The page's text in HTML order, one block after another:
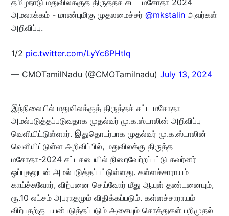
அமலாக்கம் - மாண்புமிகு முதலமைச்சர் @mkstalinஅவர்கள்
அறிவிப்பு.
1/2 pic.twitter.com/LyYc6PHtlq
— CMOTamilNadu (@CMOTamilnadu) July 13, 2024
இந்நிலையில் மதுவிலக்குத் திருத்தச் சட்ட மசோதா
அமல்படுத்தப்படுவதாக முதல்வர் மு.க.ஸ்டாலின் அறிவிப்பு
வெளியிட்டுள்ளார். இதுதொடர்பாக முதல்வர் மு.க.ஸ்டாலின்
வெளியிட்டுள்ள அறிவிப்பில், மதுவிலக்கு திருத்த
மசோதா-2024 சட்டசபையில் நிறைவேற்றப்பட்டு கவர்னர்
ஒப்புதலுடன் அமல்படுத்தப்பட்டுள்ளது. கள்ளச்சாராயம்
காய்ச்சுவோர், விற்பனை செய்வோர் மீது ஆயுள் தண்டனையும்,
ரூ.10 லட்சம் அபராதமும் விதிக்கப்படும். கள்ளச்சாராயம்
விற்பதற்கு பயன்படுத்தப்படும் அசையும் சொத்துகள் பறிமுதல்